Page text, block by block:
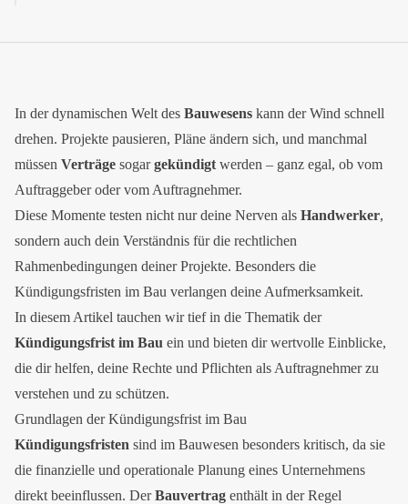
In der dynamischen Welt des Bauwesens kann der Wind schnell
drehen. Projekte pausieren, Pläne ändern sich, und manchmal
müssen Verträge sogargekündigt werden – ganz egal, ob vom
Auftraggeber oder vom Auftragnehmer.
Diese Momente testen nicht nur deine Nerven als Handwerker,
sondern auch dein Verständnis für die rechtlichen
Rahmenbedingungen deiner Projekte. Besonders die
Kündigungsfristen im Bau verlangen deine Aufmerksamkeit.
In diesem Artikel tauchen wir tief in die Thematik der
Kündigungsfrist im Bau ein und bieten dir wertvolle Einblicke,
die dir helfen, deine Rechte und Pflichten als Auftragnehmer zu
verstehen und zu schützen.
Grundlagen der Kündigungsfrist im Bau
Kündigungsfristen sind im Bauwesen besonders kritisch, da sie
die finanzielle und operationale Planung eines Unternehmens
direkt beeinflussen. DerBauvertrag enthält in der Regel